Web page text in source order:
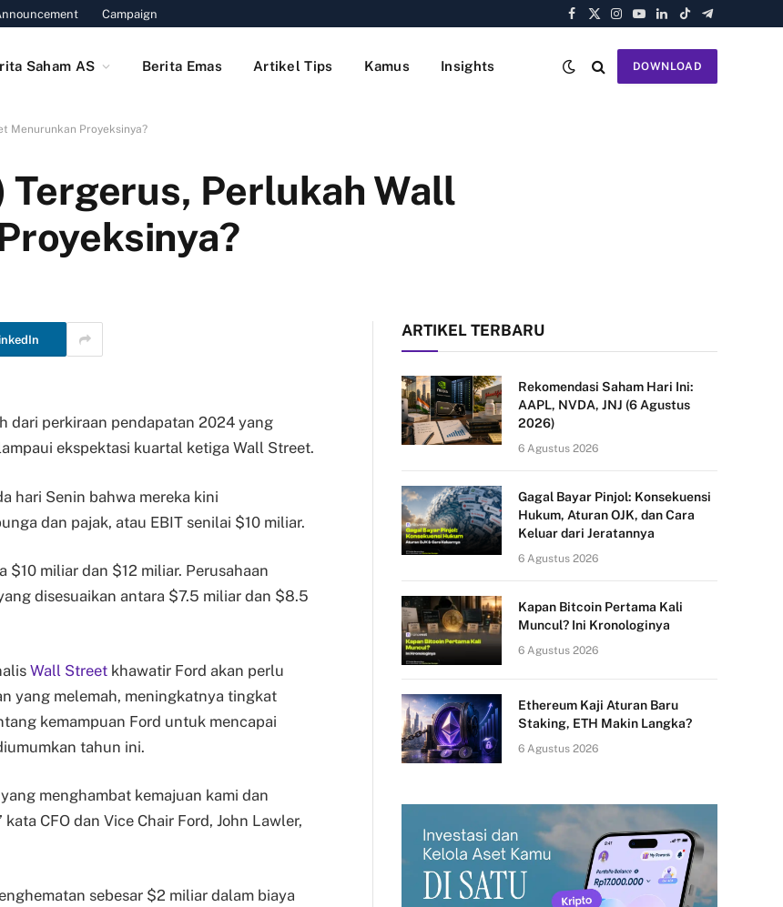
Campaign
Facebook
X
Instagram
YouTube
LinkedIn
TikTokTelegram
Saham AS Berita Emas Artikel Tips Kamus Insights DOWNLOAD
Menurunkan Proyeksinya?
Tergerus, Perlukah Wall
dari perkiraan pendapatan 2024 yang
ekspektasi kuartal ketiga Wall Street.
hari Senin bahwa mereka kini
dan pajak, atau EBIT senilai $10 miliar.
$10 miliar dan $12 miliar. Perusahaan
disesuaikan antara $7.5 miliar dan $8.5
Wall Street khawatir Ford akan perlu
yang melemah, meningkatnya tingkat
kemampuan Ford untuk mencapai
tahun ini.
menghambat kemajuan kami dan
CFO dan Vice Chair Ford, John Lawler,
sebesar $2 miliar dalam biaya
ARTIKEL TERBARU
Rekomendasi Saham Hari Ini:
AAPL, NVDA, JNJ (6 Agustus
2026)
6 Agustus 2026
Gagal Bayar Pinjol: Konsekuensi
Hukum, Aturan OJK, dan Cara
Keluar dari Jeratannya
6 Agustus 2026
Kapan Bitcoin Pertama Kali
Muncul? Ini Kronologinya
6 Agustus 2026
Ethereum Kaji Aturan Baru
Staking, ETH Makin Langka?
6 Agustus 2026